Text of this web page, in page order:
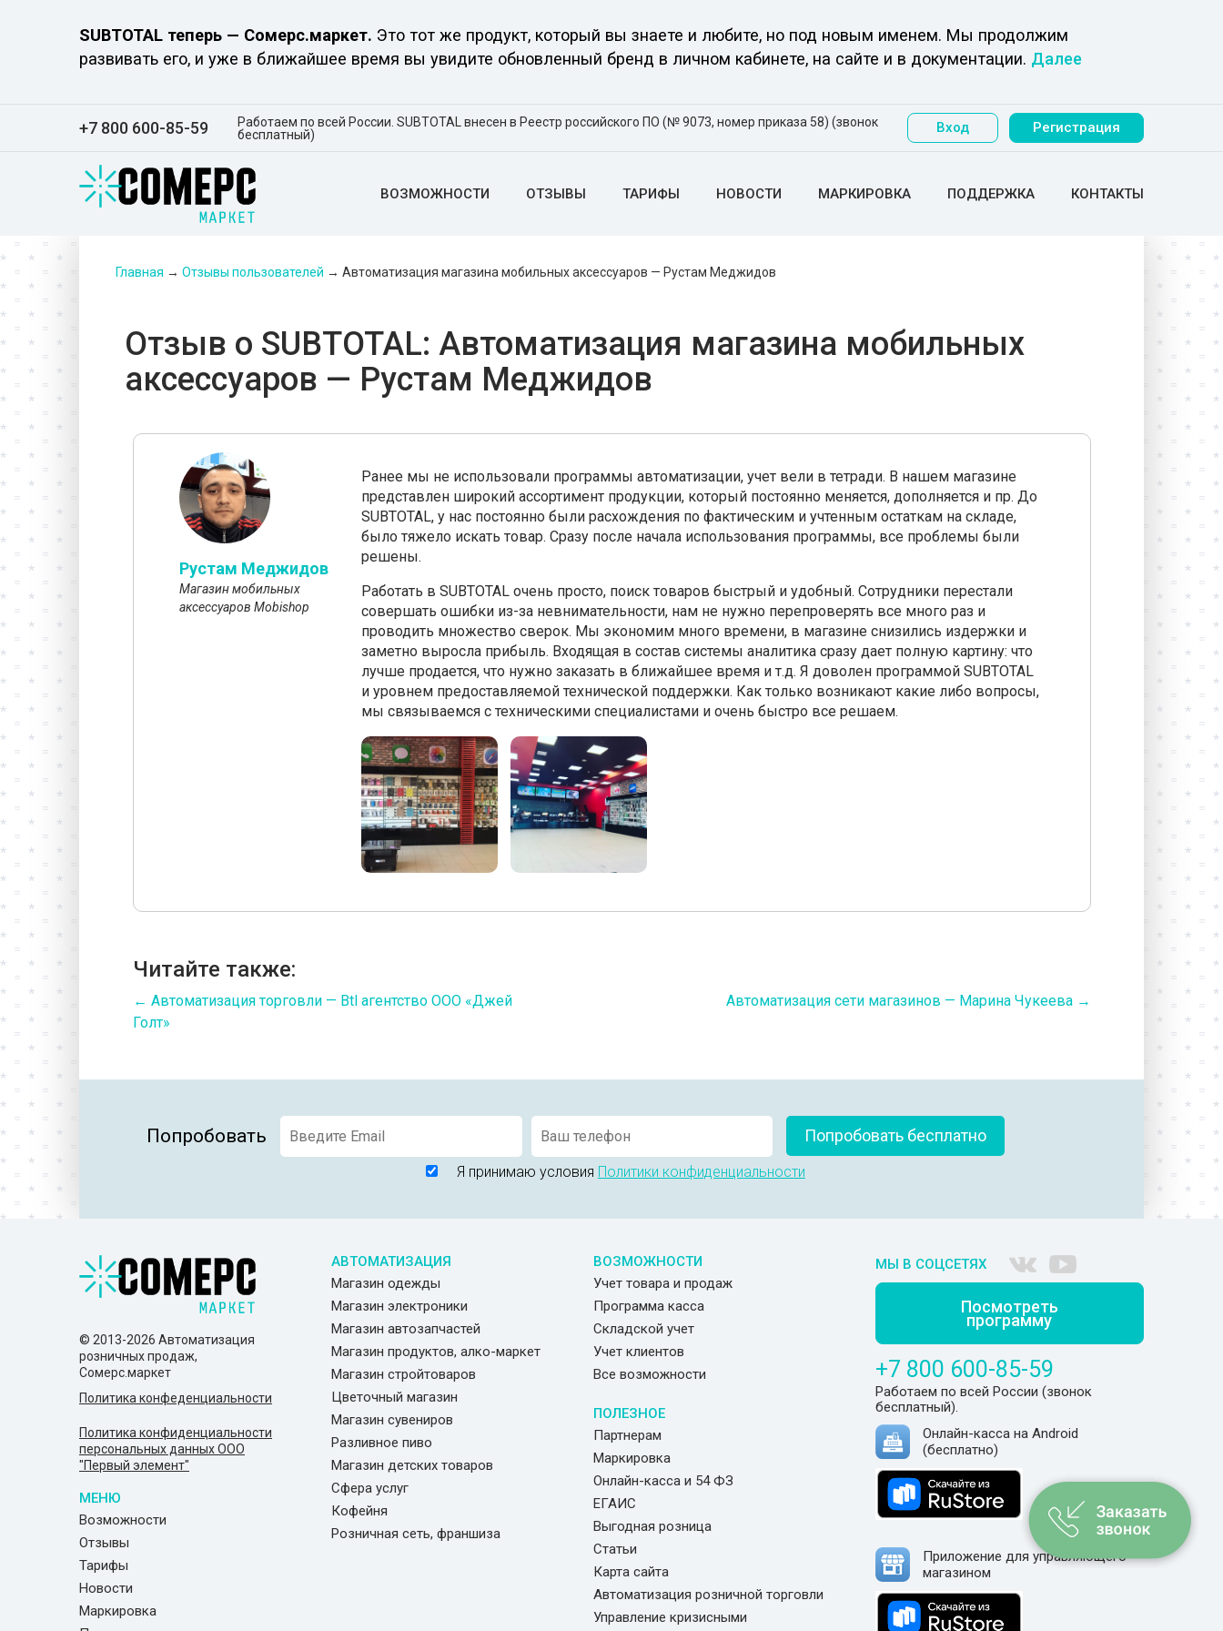
SUBTOTAL теперь — Сомерс.маркет. Это тот же продукт, который вы знаете и любите, но под новым именем. Мы продолжим
развивать его, и уже в ближайшее время вы увидите обновленный бренд в личном кабинете, на сайте и в документации. Далее
+7 800 600-85-59
Работаем по всей России. SUBTOTAL внесен в Реестр российского ПО (№ 9073, номер приказа 58) (звонок
бесплатный)
Вход Регистрация
ВОЗМОЖНОСТИ ОТЗЫВЫ ТАРИФЫ НОВОСТИ МАРКИРОВКА ПОДДЕРЖКА КОНТАКТЫ
Главная → Отзывы пользователей → Автоматизация магазина мобильных аксессуаров — Рустам Меджидов
Отзыв о SUBTOTAL: Автоматизация магазина мобильных
аксессуаров — Рустам Меджидов
Рустам Меджидов
Магазин мобильных
аксессуаров Mobishop
Ранее мы не использовали программы автоматизации, учет вели в тетради. В нашем магазине
представлен широкий ассортимент продукции, который постоянно меняется, дополняется и пр. До
SUBTOTAL, у нас постоянно были расхождения по фактическим и учтенным остаткам на складе,
было тяжело искать товар. Сразу после начала использования программы, все проблемы были
решены.
Работать в SUBTOTAL очень просто, поиск товаров быстрый и удобный. Сотрудники перестали
совершать ошибки из-за невнимательности, нам не нужно перепроверять все много раз и
проводить множество сверок. Мы экономим много времени, в магазине снизились издержки и
заметно выросла прибыль. Входящая в состав системы аналитика сразу дает полную картину: что
лучше продается, что нужно заказать в ближайшее время и т.д. Я доволен программой SUBTOTAL
и уровнем предоставляемой технической поддержки. Как только возникают какие либо вопросы,
мы связываемся с техническими специалистами и очень быстро все решаем.
Читайте также:
← Автоматизация торговли — Btl агентство ООО «Джей
Голт»
Автоматизация сети магазинов — Марина Чукеева →
Попробовать Попробовать бесплатно
Я принимаю условия Политики конфиденциальности
© 2013-2026 Автоматизация
розничных продаж,
Сомерс.маркет
Политика конфеденциальности
Политика конфиденциальности
персональных данных ООО
"Первый элемент"
МЕНЮ
Возможности
Отзывы
Тарифы
Новости
Маркировка
АВТОМАТИЗАЦИЯ
Магазин одежды
Магазин электроники
Магазин автозапчастей
Магазин продуктов, алко-маркет
Магазин стройтоваров
Цветочный магазин
Магазин сувениров
Разливное пиво
Магазин детских товаров
Сфера услуг
Кофейня
Розничная сеть, франшиза
ВОЗМОЖНОСТИ
Учет товара и продаж
Программа касса
Складской учет
Учет клиентов
Все возможности
ПОЛЕЗНОЕ
Партнерам
Маркировка
Онлайн-касса и 54 ФЗ
ЕГАИС
Выгодная розница
Статьи
Карта сайта
Автоматизация розничной торговли
Управление кризисными
МЫ В СОЦСЕТЯХ
Посмотреть
программу
+7 800 600-85-59
Работаем по всей России (звонок
бесплатный).
Онлайн-касса на Android
(бесплатно)
Приложение для управляющего
магазином